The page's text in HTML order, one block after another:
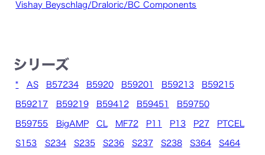
Vishay Beyschlag/Draloric/BC Components
シリーズ
* AS B57234 B5920 B59201 B59213 B59215
B59217 B59219 B59412 B59451 B59750
B59755 BigAMP CL MF72 P11 P13 P27 PTCEL
S153 S234 S235 S236 S237 S238 S364 S464